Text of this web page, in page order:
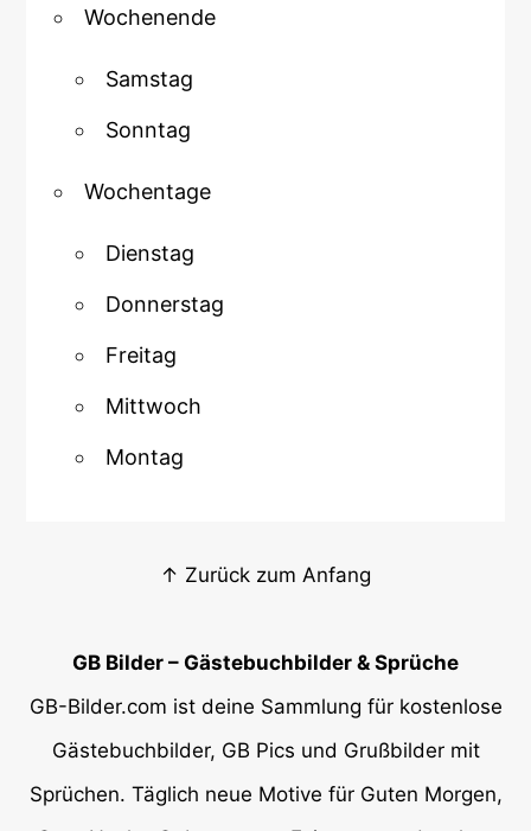
Wochenende
Samstag
Sonntag
Wochentage
Dienstag
Donnerstag
Freitag
Mittwoch
Montag
↑ Zurück zum Anfang
GB Bilder – Gästebuchbilder & Sprüche
GB-Bilder.com ist deine Sammlung für kostenlose
Gästebuchbilder, GB Pics und Grußbilder mit
Sprüchen. Täglich neue Motive für Guten Morgen,